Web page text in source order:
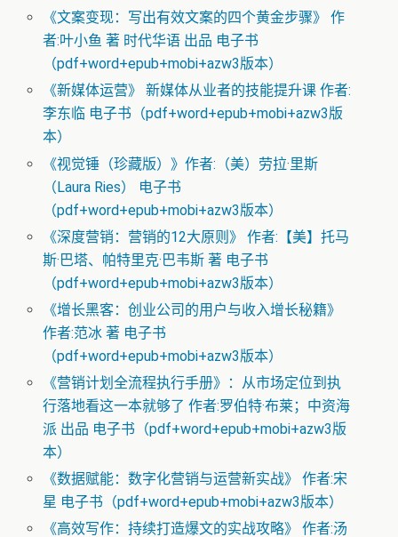
《文案变现：写出有效文案的四个黄金步骤》 作
者:叶小鱼 著 时代华语 出品 电子书
（pdf+word+epub+mobi+azw3版本）
《新媒体运营》 新媒体从业者的技能提升课 作者:
李东临 电子书（pdf+word+epub+mobi+azw3版
本）
《视觉锤（珍藏版）》作者:（美）劳拉·里斯
（Laura Ries） 电子书
（pdf+word+epub+mobi+azw3版本）
《深度营销：营销的12大原则》 作者:【美】托马
斯·巴塔、帕特里克·巴韦斯 著 电子书
（pdf+word+epub+mobi+azw3版本）
《增长黑客：创业公司的用户与收入增长秘籍》
作者:范冰 著 电子书
（pdf+word+epub+mobi+azw3版本）
《营销计划全流程执行手册》：从市场定位到执
行落地看这一本就够了 作者:罗伯特·布莱；中资海
派 出品 电子书（pdf+word+epub+mobi+azw3版
本）
《数据赋能：数字化营销与运营新实战》 作者:宋
星 电子书（pdf+word+epub+mobi+azw3版本）
《高效写作：持续打造爆文的实战攻略》 作者:汤